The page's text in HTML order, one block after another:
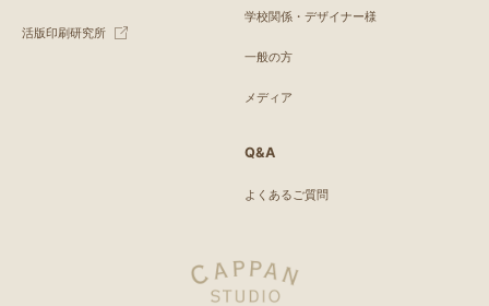
活版印刷研究所
学校関係・デザイナー様
一般の方
メディア
Q&A
よくあるご質問